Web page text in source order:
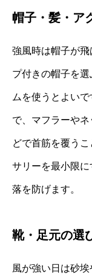
帽子・髪・ア
強風時は帽子が
プ付きの帽子を
ムを使うとよい
で、マフラーや
どで首筋を覆う
サリーを最小限
落を防げます。
靴・足元の選
風が強い日は砂